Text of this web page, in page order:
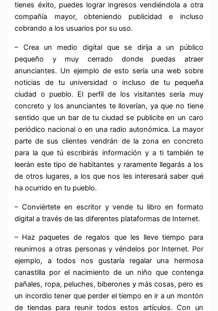
tienes éxito, puedes lograr ingresos vendiéndola a otra
compañía mayor, obteniendo publicidad e incluso
cobrando a los usuarios por su uso.
– Crea un medio digital que se dirija a un público
pequeño y muy cerrado donde puedas atraer
anunciantes. Un ejemplo de esto sería una web sobre
noticias de tu universidad o incluso de tu pequeña
ciudad o pueblo. El perfil de los visitantes sería muy
concreto y los anunciantes te lloverían, ya que no tiene
sentido que un bar de tu ciudad se publicite en un caro
periódico nacional o en una radio autonómica. La mayor
parte de sus clientes vendrán de la zona en concreto
para la que tú escribirás información y a ti también te
leerán este tipo de habitantes y raramente llegarás a los
de otros lugares, a los que nos les interesará saber qué
ha ocurrido en tu pueblo.
– Conviértete en escritor y vende tu libro en formato
digital a través de las diferentes plataformas de Internet.
– Haz paquetes de regalos que les lleve tiempo para
reunirnos a otras personas y véndelos por Internet. Por
ejemplo, a todos nos gustaría regalar una hermosa
canastilla por el nacimiento de un niño que contenga
pañales, ropa, peluches, biberones y más cosas, pero es
un incordio tener que perder el tiempo en ir a un montón
de tiendas para reunir todos estos artículos. Con un